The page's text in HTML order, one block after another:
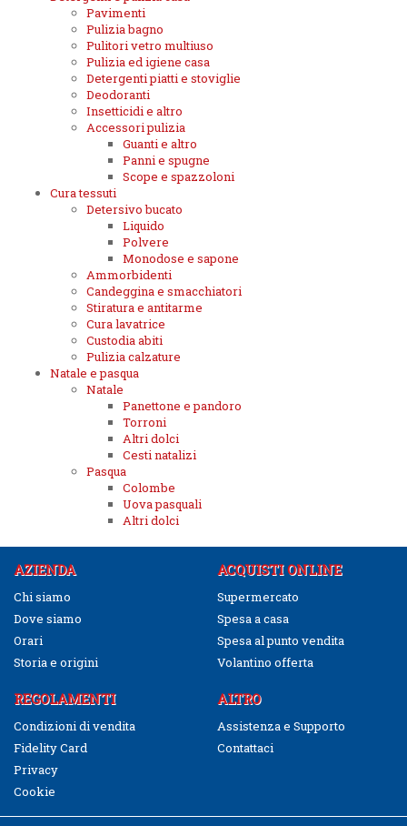
Pavimenti
Pulizia bagno
Pulitori vetro multiuso
Pulizia ed igiene casa
Detergenti piatti e stoviglie
Deodoranti
Insetticidi e altro
Accessori pulizia
Guanti e altro
Panni e spugne
Scope e spazzoloni
Cura tessuti
Detersivo bucato
Liquido
Polvere
Monodose e sapone
Ammorbidenti
Candeggina e smacchiatori
Stiratura e antitarme
Cura lavatrice
Custodia abiti
Pulizia calzature
Natale e pasqua
Natale
Panettone e pandoro
Torroni
Altri dolci
Cesti natalizi
Pasqua
Colombe
Uova pasquali
Altri dolci
AZIENDA
Chi siamo
Dove siamo
Orari
Storia e origini
ACQUISTI ONLINE
Supermercato
Spesa a casa
Spesa al punto vendita
Volantino offerta
REGOLAMENTI
Condizioni di vendita
Fidelity Card
Privacy
Cookie
ALTRO
Assistenza e Supporto
Contattaci